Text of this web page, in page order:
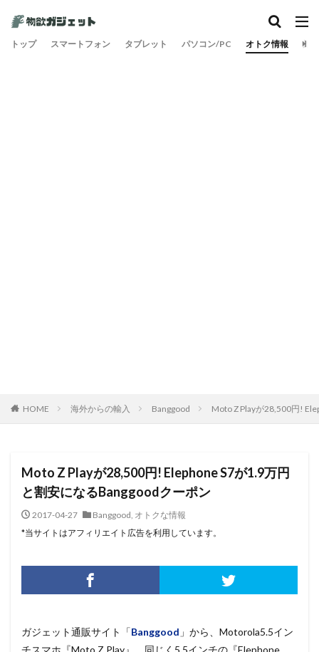
トップ スマートフォン タブレット パソコン/PC オトク情報 旅
HOME 海外からの輸入 Banggood Moto Z Playが28,500円!
Moto Z Playが28,500円! Elephone S7が1.9万円
と割安になるBanggoodクーポン
2017-04-27 Banggood, オトクな情報
*当サイトはアフィリエイト広告を利用しています。
ガジェット通販サイト「Banggood 」から、Motorola5.5イン
チスマホ『Moto Z Play』、同じく5.5インチの『Elephone